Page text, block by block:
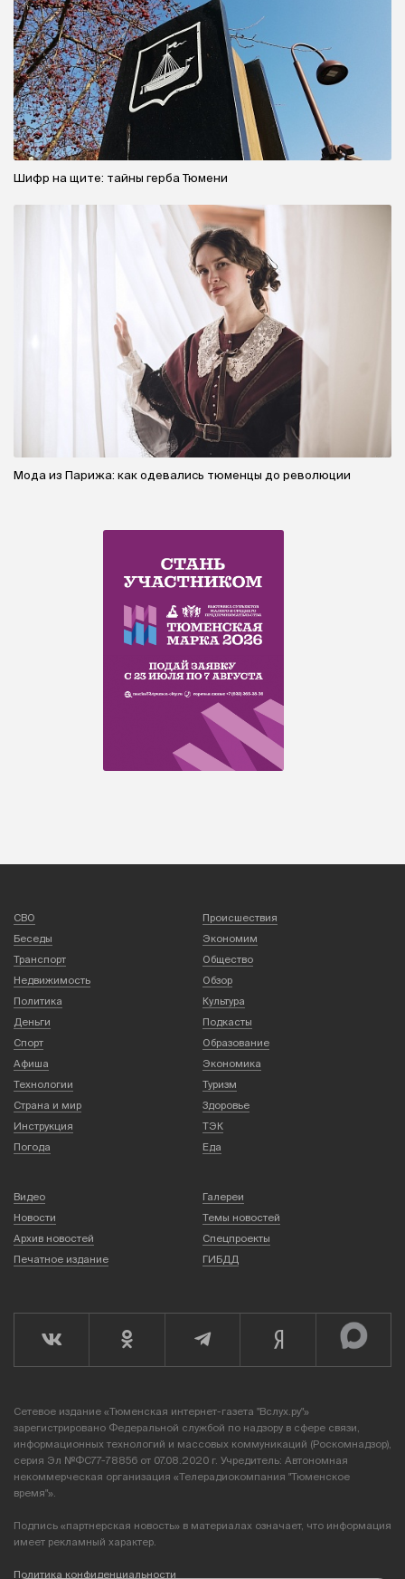
Шифр на щите: тайны герба Тюмени
Мода из Парижа: как одевались тюменцы до революции
СВО
Происшествия
Беседы
Экономим
Транспорт
Общество
Недвижимость
Обзор
Политика
Культура
Деньги
Подкасты
Спорт
Образование
Афиша
Экономика
Технологии
Туризм
Страна и мир
Здоровье
Инструкция
ТЭК
Погода
Еда
Видео
Галереи
Новости
Темы новостей
Архив новостей
Спецпроекты
Печатное издание
ГИБДД
Сетевое издание «Тюменская интернет-газета "Вслух.ру"»
зарегистрировано Федеральной службой по надзору в сфере связи,
информационных технологий и массовых коммуникаций (Роскомнадзор),
серия Эл №ФС77-78856 от 07.08.2020 г. Учредитель: Автономная
некоммерческая организация «Телерадиокомпания "Тюменское
время"».
Подпись «партнерская новость» в материалах означает, что информация
имеет рекламный характер.
Политика конфиденциальности